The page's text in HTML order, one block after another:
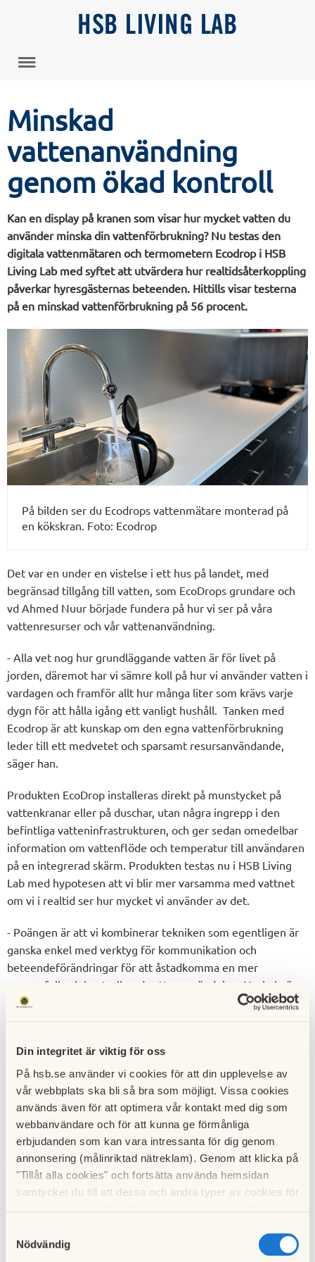
Din integritet är viktig för oss
På hsb.se använder vi cookies för att din upplevelse av
vår webbplats ska bli så bra som möjligt. Vissa cookies
används även för att optimera vår kontakt med dig som
webbanvändare och för att kunna ge förmånliga
erbjudanden som kan vara intressanta för dig genom
annonsering (målinriktad nätreklam). Genom att klicka på
"Tillåt alla cookies" och fortsätta använda hemsidan
samtycker du till att dessa och andra typer av cookies för
cookies och välja att endast tillåta ett urval.
Nödvändig
HSB LIVING LAB
Minskad
vattenanvändning
genom ökad kontroll
Kan en display på kranen som visar hur mycket vatten du
använder minska din vattenförbrukning? Nu testas den
digitala vattenmätaren och termometern Ecodrop i HSB
Living Lab med syftet att utvärdera hur realtidsåterkoppling
påverkar hyresgästernas beteenden. Hittills visar testerna
på en minskad vattenförbrukning på 56 procent.
På bilden ser du Ecodrops vattenmätare monterad på
en kökskran. Foto: Ecodrop
Det var en under en vistelse i ett hus på landet, med
begränsad tillgång till vatten, som EcoDrops grundare och
vd Ahmed Nuur började fundera på hur vi ser på våra
vattenresurser och vår vattenanvändning.
- Alla vet nog hur grundläggande vatten är för livet på
jorden, däremot har vi sämre koll på hur vi använder vatten i
vardagen och framför allt hur många liter som krävs varje
dygn för att hålla igång ett vanligt hushåll. Tanken med
Ecodrop är att kunskap om den egna vattenförbrukning
leder till ett medvetet och sparsamt resursanvändande,
säger han.
Produkten EcoDrop installeras direkt på munstycket på
vattenkranar eller på duschar, utan några ingrepp i den
befintliga vatteninfrastrukturen, och ger sedan omedelbar
information om vattenflöde och temperatur till användaren
på en integrerad skärm. Produkten testas nu i HSB Living
Lab med hypotesen att vi blir mer varsamma med vattnet
om vi i realtid ser hur mycket vi använder av det.
- Poängen är att vi kombinerar tekniken som egentligen är
ganska enkel med verktyg för kommunikation och
beteendeförändringar för att åstadkomma en mer
ansvarsfull och kontrollerad vattenanvändning. Nyckeln är
den integrerade skärmen som fungerar både som en
Målet med produkten är att minska förbrukningen med
minst 50 procent på de enheter där den installeras. Studien
i HSB Living Lab visar en sammanlagd minskad förbrukning i
lägenheterna sedan installation på drygt 56 procent.
Ahmed Nuur menar att det som särskiljer EcoDrop från
andra lösningar och möjliggör de stora besparingarna är den
inbyggda displayen.
att människor istället duschar längre eller tar mer tid på sig
för att skölja av disk, så att vattenanvändningen ändå är på